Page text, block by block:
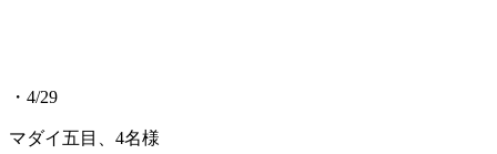
・4/29
マダイ五目、4名様